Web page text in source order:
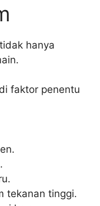
hanya
faktor penentu
tekanan tinggi.